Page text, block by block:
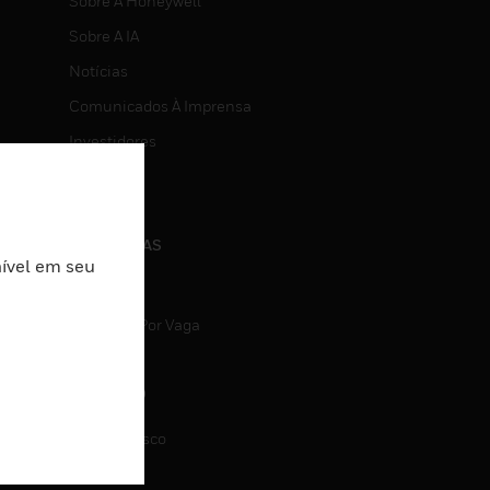
Sobre A IA
Notícias
Comunicados À Imprensa
Investidores
CARREIRAS
Pesquisa Por Vaga
CONTATO
Fale Conosco
em seu